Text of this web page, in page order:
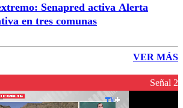
Senapred activa Alerta
en tres comunas
VER MÁS
Señal 2